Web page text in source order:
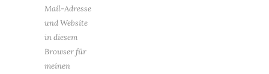
Mail-Adresse
und Website
in diesem
Browser für
meinen